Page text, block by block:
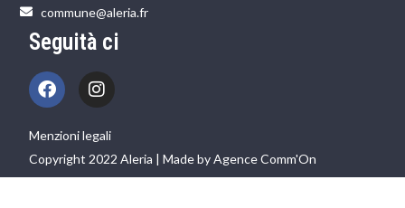
commune@aleria.fr
Seguità ci
Menzioni legali
Copyright 2022 Aleria | Made by Agence Comm'On